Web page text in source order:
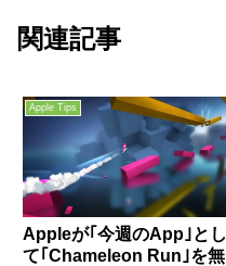
関連記事
Apple Tips
Appleが｢今週のApp｣とし
て｢Chameleon Run｣を無